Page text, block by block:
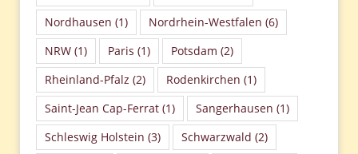
Nordhausen (1) Nordrhein-Westfalen (6)
NRW (1) Paris (1) Potsdam (2)
Rheinland-Pfalz (2) Rodenkirchen (1)
Saint-Jean Cap-Ferrat (1) Sangerhausen (1)
Schleswig Holstein (3) Schwarzwald (2)